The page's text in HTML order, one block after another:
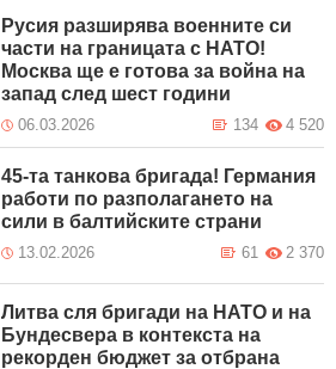
Русия разширява военните си
части на границата с НАТО!
Москва ще е готова за война на
запад след шест години
06.03.2026 4 520
134
45-та танкова бригада! Германия
работи по разполагането на
сили в балтийските страни
13.02.2026 2 370
61
Литва сля бригади на НАТО и на
Бундесвера в контекста на
рекорден бюджет за отбрана